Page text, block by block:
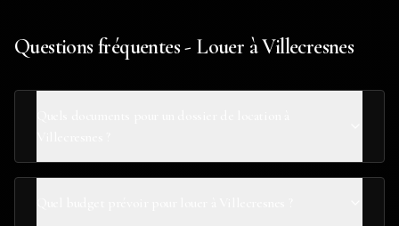
Questions fréquentes - Louer à Villecresnes